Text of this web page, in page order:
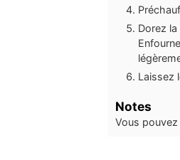
Dorez
Laissez
Notes
Vous